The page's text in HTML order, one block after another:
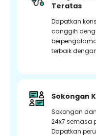
Teratas
Dapatkan
canggih
terbaik
Sokongan
Sokongan
24x7 semasa
Dapatkan